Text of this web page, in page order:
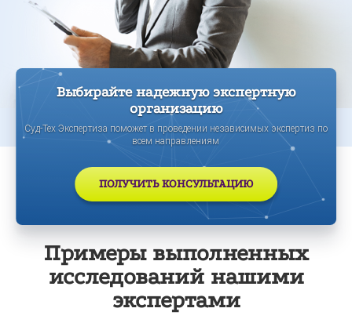
Выбирайте надежную экспертную
организацию
Суд-Тех Экспертиза поможет в проведении независимых экспертиз по
всем направлениям
ПОЛУЧИТЬ КОНСУЛЬТАЦИЮ
Примеры выполненных
исследований нашими
экспертами